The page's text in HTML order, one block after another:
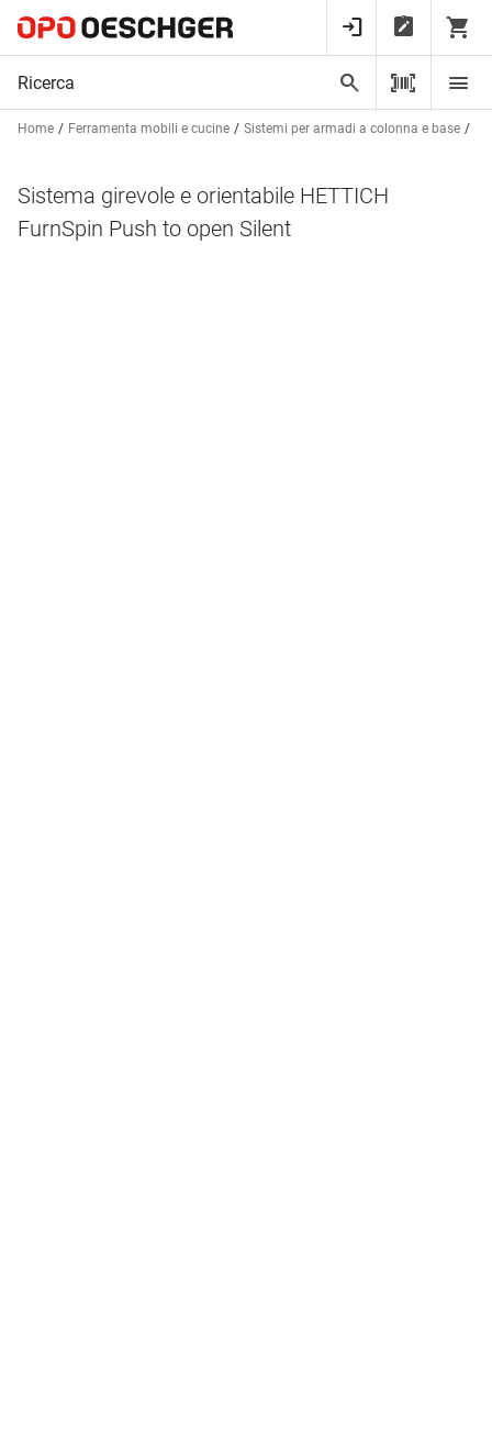
Home Ferramenta mobili e cucine Sistemi per armadi a colonna e base
Sistema girevole e orientabile HETTICH
FurnSpin Push to open Silent